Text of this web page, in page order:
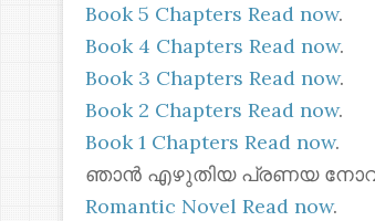
Book 5 Chapters Read now.
Book 4 Chapters Read now.
Book 3 Chapters Read now.
Book 2 Chapters Read now.
Book 1 Chapters Read now.
ഞാൻ എഴുതിയ പ്രണയ നോവൽ
Romantic Novel Read now.